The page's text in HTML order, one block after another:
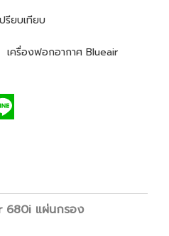
รียบเทียบ
เครื่องฟอกอากาศ Blueair
680i แผ่นกรอง